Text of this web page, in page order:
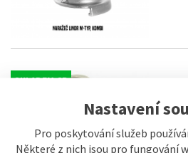
Nastavení
Pro poskytování služeb
Některé z nich jsou pro fungování
SKLADEM CB